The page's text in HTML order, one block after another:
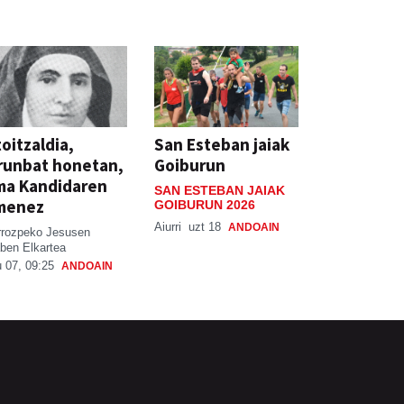
honetan,
Kandidaren
Jesusen
Elkartea
07, 09:25 ANDOAIN
San Esteban jaiak
Goiburun
SAN ESTEBAN JAIAK
GOIBURUN 2026
Aiurri uzt 18 ANDOAIN